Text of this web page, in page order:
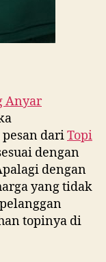
Anyar
dariTopi
dengan
dengan
yang tidak
topinya di